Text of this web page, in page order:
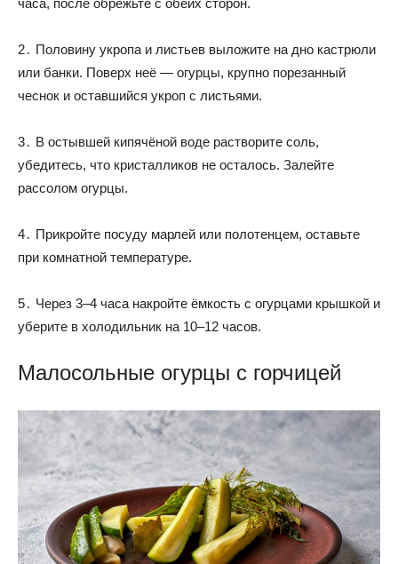
часа, после обрежьте с обеих сторон.
2․ Половину укропа и листьев выложите на дно кастрюли
или банки. Поверх неё — огурцы, крупно порезанный
чеснок и оставшийся укроп с листьями.
3․ В остывшей кипячёной воде растворите соль,
убедитесь, что кристалликов не осталось. Залейте
рассолом огурцы.
4․ Прикройте посуду марлей или полотенцем, оставьте
при комнатной температуре.
5․ Через 3–4 часа накройте ёмкость с огурцами крышкой и
уберите в холодильник на 10–12 часов.
Малосольные огурцы с горчицей